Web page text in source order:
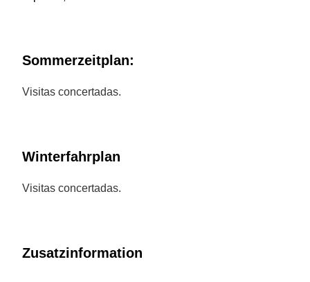
Sommerzeitplan:
Visitas concertadas.
Winterfahrplan
Visitas concertadas.
Zusatzinformation